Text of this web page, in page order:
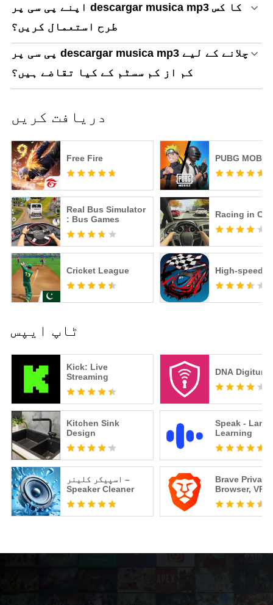
اپنے پی سی پر descargar musica mp3 کا کس
طرح استعمال کریں؟
پی سی پر descargar musica mp3 چلانے کے لیے
کم از کم سسٹم کے کیا تقاضے ہیں؟
دریافت کریں
Free Fire PUBG
Real Bus Simulator
: Bus Games
Racing in Car
Cricket League High-speed
ٹاپ ایپس
Kick: Live
Streaming
Kitchen Sink
Design
اسپیکر کلینر –
Speaker Cleaner
DNA Digiturva
Speak -
Learning
Brave Private
Browser, VPN